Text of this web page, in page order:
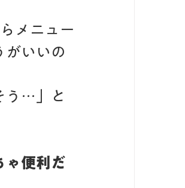
メニュー
がいいの
う…」と
ゃ便利だ